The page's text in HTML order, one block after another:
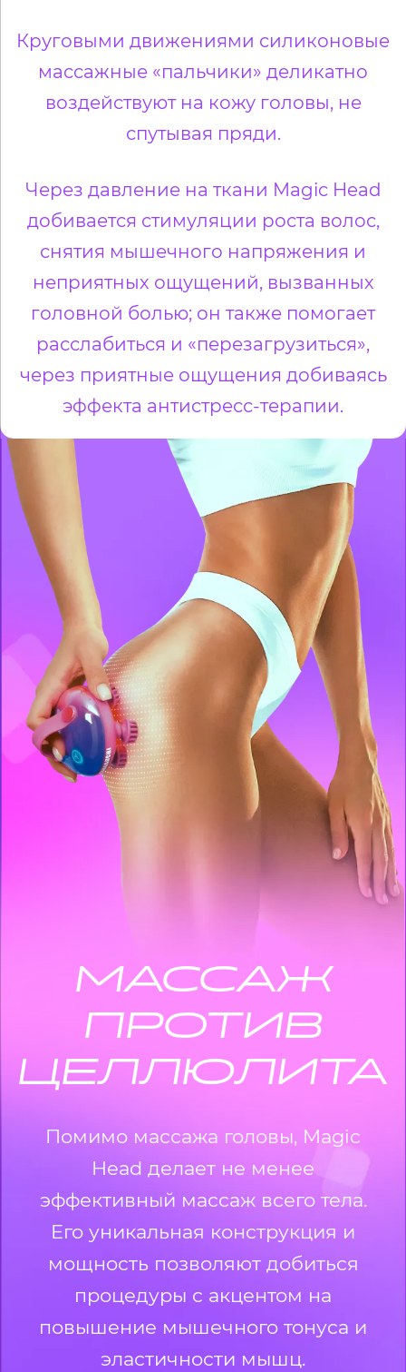
Круговыми движениями силиконовые
массажные «пальчики» деликатно
воздействуют на кожу головы, не
спутывая пряди.
Через давление на ткани Magic Head
добивается стимуляции роста волос,
снятия мышечного напряжения и
неприятных ощущений, вызванных
головной болью; он также помогает
расслабиться и «перезагрузиться»,
через приятные ощущения добиваясь
эффекта антистресс-терапии.
МАССАЖ
ПРОТИВ
ЦЕЛЛЮЛИТА
Помимо массажа головы, Magic
Head делает не менее
эффективный массаж всего тела.
Его уникальная конструкция и
мощность позволяют добиться
процедуры с акцентом на
повышение мышечного тонуса и
эластичности мышц.